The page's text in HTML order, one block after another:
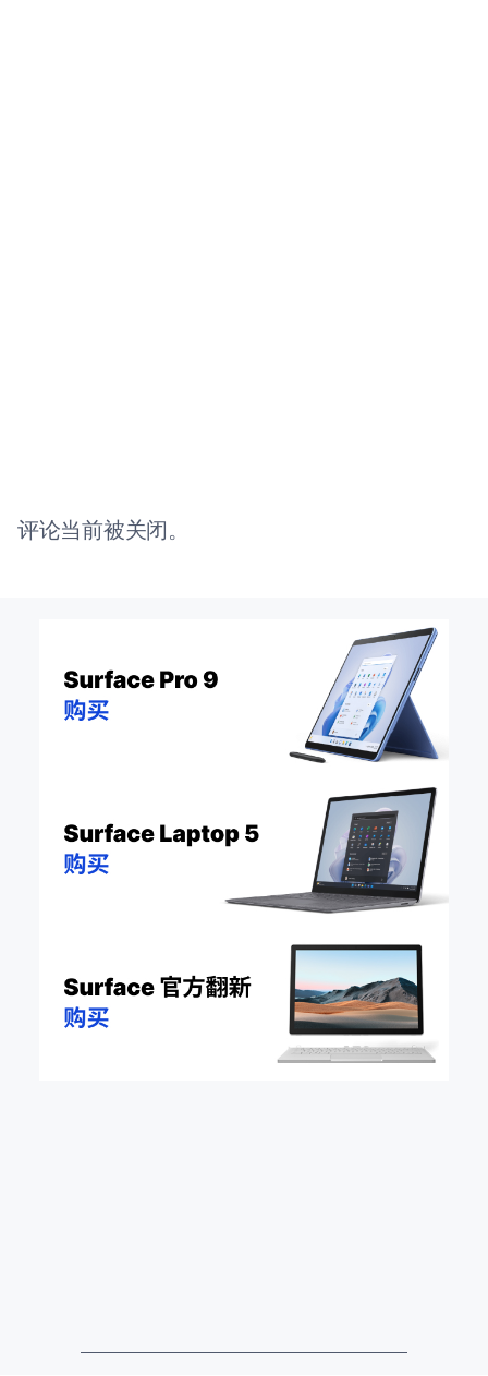
评论当前被关闭。